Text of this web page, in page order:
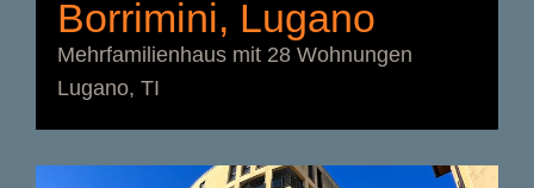
Borrimini, Lugano
Mehrfamilienhaus mit 28 Wohnungen
Lugano, TI